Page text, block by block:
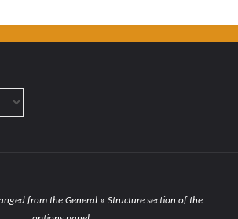
from the General » Structure section of the